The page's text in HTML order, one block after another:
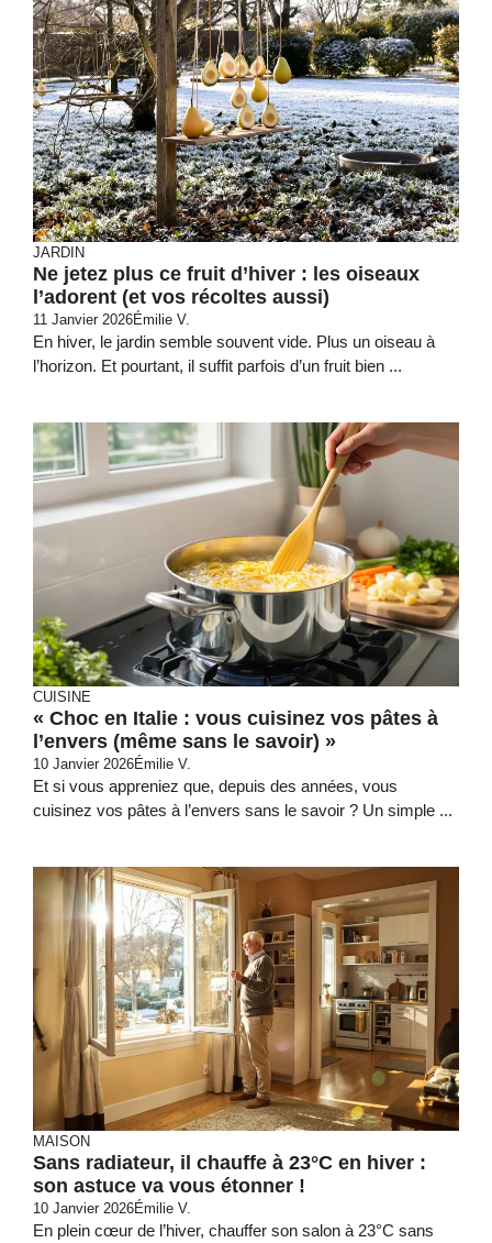
JARDIN
Ne jetez plus ce fruit d’hiver : les oiseaux
l’adorent (et vos récoltes aussi)
11 Janvier 2026Émilie V.
En hiver, le jardin semble souvent vide. Plus un oiseau à
l’horizon. Et pourtant, il suffit parfois d’un fruit bien ...
CUISINE
« Choc en Italie : vous cuisinez vos pâtes à
l’envers (même sans le savoir) »
10 Janvier 2026Émilie V.
Et si vous appreniez que, depuis des années, vous
cuisinez vos pâtes à l’envers sans le savoir ? Un simple ...
MAISON
Sans radiateur, il chauffe à 23°C en hiver :
son astuce va vous étonner !
10 Janvier 2026Émilie V.
En plein cœur de l’hiver, chauffer son salon à 23°C sans